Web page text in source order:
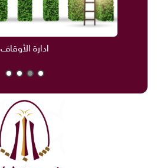
ادارة الأوقاف